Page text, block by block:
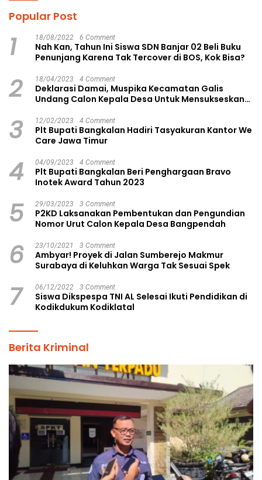
Popular Post
1 18/08/2022 6 Comment
Nah Kan, Tahun Ini Siswa SDN Banjar 02 Beli Buku
Penunjang Karena Tak Tercover di BOS, Kok Bisa?
2 18/04/2023 4 Comment
Deklarasi Damai, Muspika Kecamatan Galis
Undang Calon Kepala Desa Untuk Mensukseskan
3 12/02/2023 4 Comment
Plt Bupati Bangkalan Hadiri Tasyakuran Kantor We
Care Jawa Timur
4 04/09/2023 4 Comment
Plt Bupati Bangkalan Beri Penghargaan Bravo
Inotek Award Tahun 2023
5 29/03/2023 3 Comment
P2KD Laksanakan Pembentukan dan Pengundian
Nomor Urut Calon Kepala Desa Bangpendah
6 23/10/2021 3 Comment
Ambyar! Proyek di Jalan Sumberejo Makmur
Surabaya di Keluhkan Warga Tak Sesuai Spek
7 06/12/2022 3 Comment
Siswa Dikspespa TNI AL Selesai Ikuti Pendidikan di
Kodikdukum Kodiklatal
Berita Kriminal